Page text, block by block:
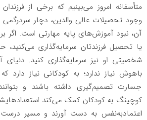
متأسفانه امروز می‌بینیم که برخی از
وجود تحصیلات عالی والدین، دچار
آن، نبود آموزش‌های پایه مهارتی است. اگر
یا تحصیل فرزندتان سرمایه‌گذاری می‌کنید،
شخصیتی او نیز سرمایه‌گذاری کنید. دنیای
باهوش نیاز ندارد؛ به کودکانی نیاز دارد
جسارت تصمیم‌گیری داشته باشند و
کوچینگ به کودکان کمک می‌کند
اعتمادبه‌نفس به دست آورند و مسیر درست